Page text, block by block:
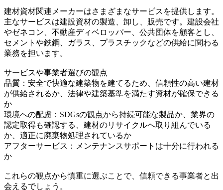
建材資材関連メーカーはさまざまなサービスを提供します。
主なサービスは建設資材の製造、卸し、販売です。建設会社
やゼネコン、不動産ディベロッパー、公共団体を顧客とし、
セメントや鉄鋼、ガラス、プラスチックなどの供給に関わる
業務を担います。
サービスや事業者選びの観点
品質：安全で快適な建築物を建てるため、信頼性の高い建材
が供給されるか、法律や建築基準を満たす資材が確保できる
か
環境への配慮：SDGsの観点から持続可能な製品か、業界の
認定取得も確認する、建材のリサイクルへ取り組んでいる
か、適正に廃棄物処理されているか
アフターサービス：メンテナンスサポートは十分に行われる
か
これらの観点から慎重に選ぶことで、信頼できる事業者と出
会えるでしょう。